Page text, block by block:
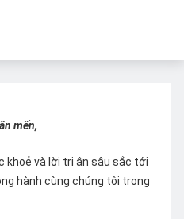
mến,
khoẻ và lời tri ân sâu sắc tới
hành cùng chúng tôi trong